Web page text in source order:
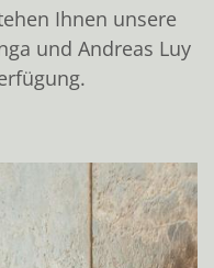
Ihnen unsere
und Andreas Luy